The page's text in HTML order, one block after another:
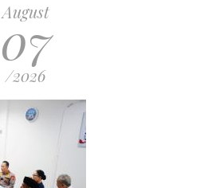
August
07
/2026